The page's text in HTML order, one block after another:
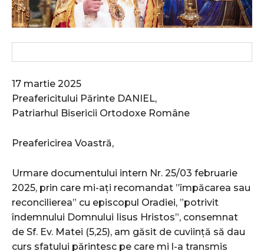
17 martie 2025
Preafericitului Părinte DANIEL,
Patriarhul Bisericii Ortodoxe Române
Preafericirea Voastră,
Urmare documentului intern Nr. 25/03 februarie
2025, prin care mi-ați recomandat ”împăcarea sau
reconcilierea” cu episcopul Oradiei, ”potrivit
îndemnului Domnului Iisus Hristos”, consemnat
de Sf. Ev. Matei (5,25), am găsit de cuviință să dau
curs sfatului părintesc pe care mi l-a transmis